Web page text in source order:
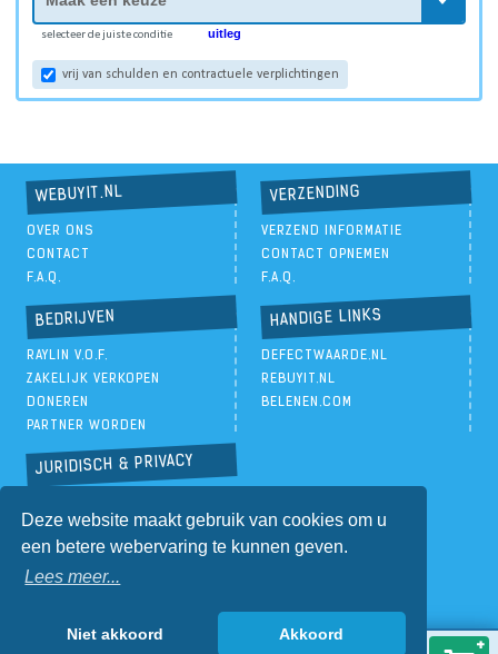
Deze website maakt gebruik van cookies om u
een betere webervaring te kunnen geven.
Lees meer...
Niet akkoord Akkoord
selecteer de juiste conditie uitleg
vrij van schulden en contractuele verplichtingen
WEBUYIT.NL
OVER ONS
CONTACT
F.A.Q.
VERZENDING
VERZEND INFORMATIE
CONTACT OPNEMEN
F.A.Q.
BEDRIJVEN
RAYLIN V.O.F.
ZAKELIJK VERKOPEN
DONEREN
PARTNER WORDEN
HANDIGE LINKS
DEFECTWAARDE.NL
REBUYIT.NL
BELENEN.COM
JURIDISCH & PRIVACY
ALGEMENE VOORWAARDEN